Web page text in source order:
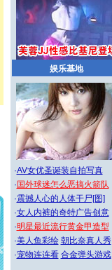
娱乐基地
·AV女优圣诞装自拍写真
· 国外球迷怎么恶搞火箭队
·震撼人心的人体干尸[图]
·女人内裤的奇特广告创意
·明星最近流行黄金甲造型
·美人鱼彩绘 朝比奈真人秀
·宠物连连看 合金弹头游戏